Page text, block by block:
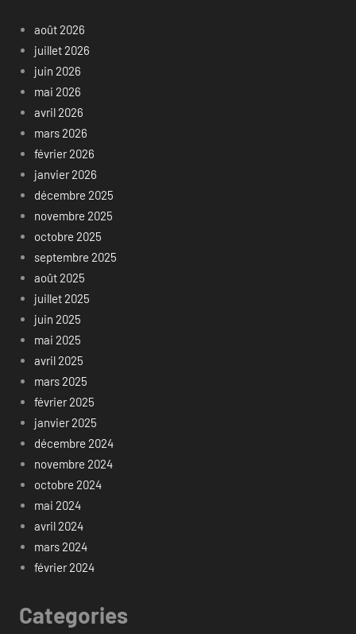
août 2026
juillet 2026
juin 2026
mai 2026
avril 2026
mars 2026
février 2026
janvier 2026
décembre 2025
novembre 2025
octobre 2025
septembre 2025
août 2025
juillet 2025
juin 2025
mai 2025
avril 2025
mars 2025
février 2025
janvier 2025
décembre 2024
novembre 2024
octobre 2024
mai 2024
avril 2024
mars 2024
février 2024
Categories